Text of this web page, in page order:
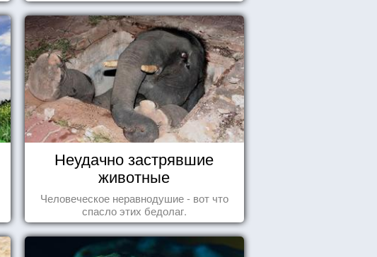
Неудачно застрявшие
животные
Человеческое неравнодушие - вот что
спасло этих бедолаг.